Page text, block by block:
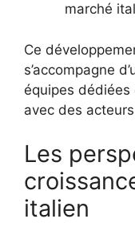
marché
Ce
s’accompagne
équipes dédiées
avec des
Les
italien